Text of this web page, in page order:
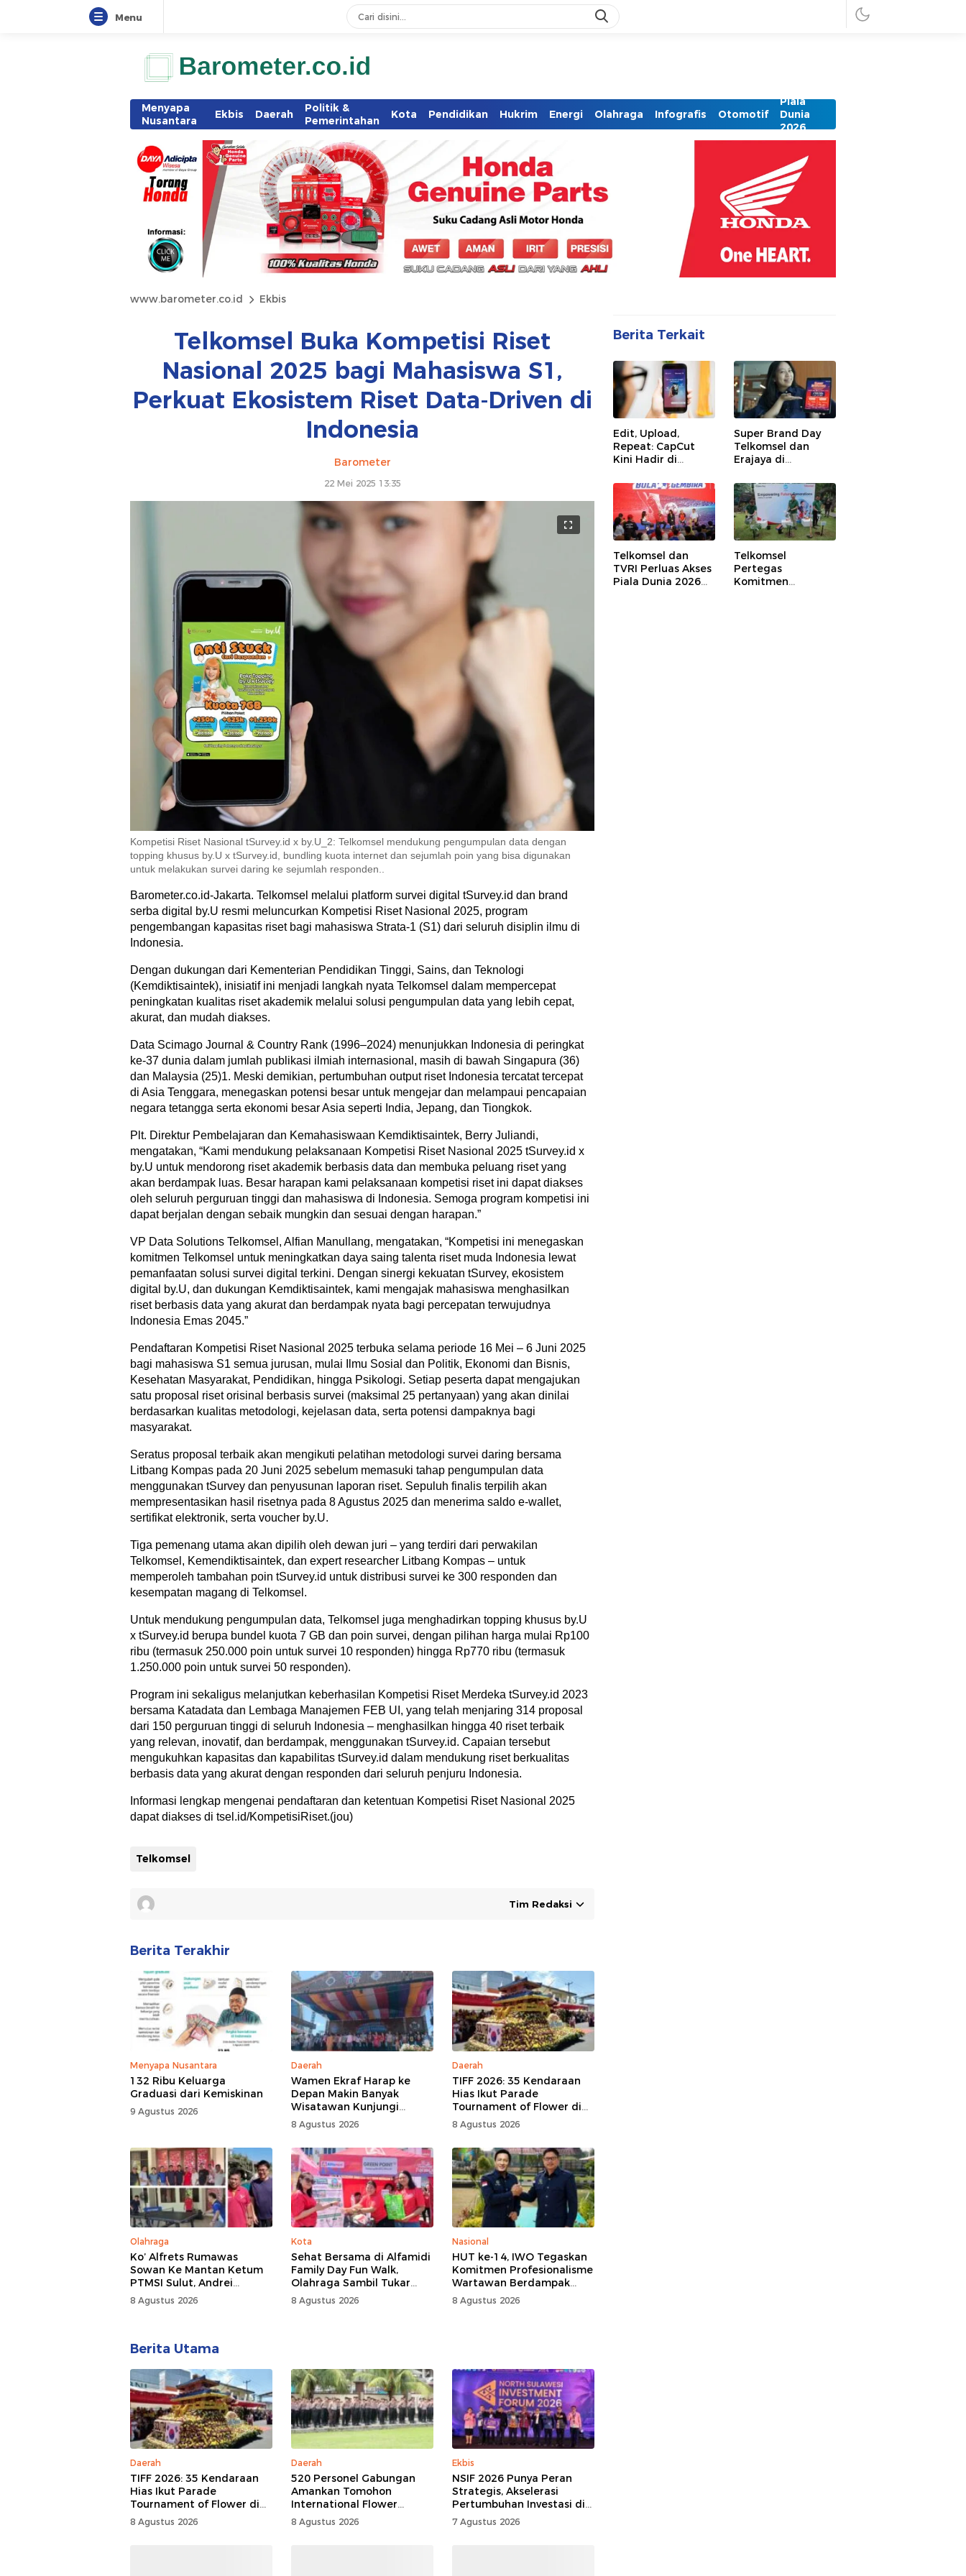
Menu
Menyapa
Nusantara
Ekbis Daerah
Politik &
Pemerintahan
Kota Pendidikan Hukrim Energi Olahraga Infografis Otomotif
Piala
Dunia
2026
www.barometer.co.id Ekbis
Telkomsel Buka Kompetisi Riset
Nasional 2025 bagi Mahasiswa S1,
Perkuat Ekosistem Riset Data-Driven di
Indonesia
Barometer
22 Mei 2025 13:35
Kompetisi Riset Nasional tSurvey.id x by.U_2: Telkomsel mendukung pengumpulan data dengan
topping khusus by.U x tSurvey.id, bundling kuota internet dan sejumlah poin yang bisa digunakan
untuk melakukan survei daring ke sejumlah responden..
Barometer.co.id-Jakarta. Telkomsel melalui platform survei digital tSurvey.id dan brand
serba digital by.U resmi meluncurkan Kompetisi Riset Nasional 2025, program
pengembangan kapasitas riset bagi mahasiswa Strata-1 (S1) dari seluruh disiplin ilmu di
Indonesia.
Dengan dukungan dari Kementerian Pendidikan Tinggi, Sains, dan Teknologi
(Kemdiktisaintek), inisiatif ini menjadi langkah nyata Telkomsel dalam mempercepat
peningkatan kualitas riset akademik melalui solusi pengumpulan data yang lebih cepat,
akurat, dan mudah diakses.
Data Scimago Journal & Country Rank (1996–2024) menunjukkan Indonesia di peringkat
ke-37 dunia dalam jumlah publikasi ilmiah internasional, masih di bawah Singapura (36)
dan Malaysia (25)1. Meski demikian, pertumbuhan output riset Indonesia tercatat tercepat
di Asia Tenggara, menegaskan potensi besar untuk mengejar dan melampaui pencapaian
negara tetangga serta ekonomi besar Asia seperti India, Jepang, dan Tiongkok.
Plt. Direktur Pembelajaran dan Kemahasiswaan Kemdiktisaintek, Berry Juliandi,
mengatakan, “Kami mendukung pelaksanaan Kompetisi Riset Nasional 2025 tSurvey.id x
by.U untuk mendorong riset akademik berbasis data dan membuka peluang riset yang
akan berdampak luas. Besar harapan kami pelaksanaan kompetisi riset ini dapat diakses
oleh seluruh perguruan tinggi dan mahasiswa di Indonesia. Semoga program kompetisi ini
dapat berjalan dengan sebaik mungkin dan sesuai dengan harapan.”
VP Data Solutions Telkomsel, Alfian Manullang, mengatakan, “Kompetisi ini menegaskan
komitmen Telkomsel untuk meningkatkan daya saing talenta riset muda Indonesia lewat
pemanfaatan solusi survei digital terkini. Dengan sinergi kekuatan tSurvey, ekosistem
digital by.U, dan dukungan Kemdiktisaintek, kami mengajak mahasiswa menghasilkan
riset berbasis data yang akurat dan berdampak nyata bagi percepatan terwujudnya
Indonesia Emas 2045.”
Pendaftaran Kompetisi Riset Nasional 2025 terbuka selama periode 16 Mei – 6 Juni 2025
bagi mahasiswa S1 semua jurusan, mulai Ilmu Sosial dan Politik, Ekonomi dan Bisnis,
Kesehatan Masyarakat, Pendidikan, hingga Psikologi. Setiap peserta dapat mengajukan
satu proposal riset orisinal berbasis survei (maksimal 25 pertanyaan) yang akan dinilai
berdasarkan kualitas metodologi, kejelasan data, serta potensi dampaknya bagi
masyarakat.
Seratus proposal terbaik akan mengikuti pelatihan metodologi survei daring bersama
Litbang Kompas pada 20 Juni 2025 sebelum memasuki tahap pengumpulan data
menggunakan tSurvey dan penyusunan laporan riset. Sepuluh finalis terpilih akan
mempresentasikan hasil risetnya pada 8 Agustus 2025 dan menerima saldo e-wallet,
sertifikat elektronik, serta voucher by.U.
Tiga pemenang utama akan dipilih oleh dewan juri – yang terdiri dari perwakilan
Telkomsel, Kemendiktisaintek, dan expert researcher Litbang Kompas – untuk
memperoleh tambahan poin tSurvey.id untuk distribusi survei ke 300 responden dan
kesempatan magang di Telkomsel.
Untuk mendukung pengumpulan data, Telkomsel juga menghadirkan topping khusus by.U
x tSurvey.id berupa bundel kuota 7 GB dan poin survei, dengan pilihan harga mulai Rp100
ribu (termasuk 250.000 poin untuk survei 10 responden) hingga Rp770 ribu (termasuk
1.250.000 poin untuk survei 50 responden).
Program ini sekaligus melanjutkan keberhasilan Kompetisi Riset Merdeka tSurvey.id 2023
bersama Katadata dan Lembaga Manajemen FEB UI, yang telah menjaring 314 proposal
dari 150 perguruan tinggi di seluruh Indonesia – menghasilkan hingga 40 riset terbaik
yang relevan, inovatif, dan berdampak, menggunakan tSurvey.id. Capaian tersebut
mengukuhkan kapasitas dan kapabilitas tSurvey.id dalam mendukung riset berkualitas
berbasis data yang akurat dengan responden dari seluruh penjuru Indonesia.
Informasi lengkap mengenai pendaftaran dan ketentuan Kompetisi Riset Nasional 2025
dapat diakses di tsel.id/KompetisiRiset.(jou)
Telkomsel
Tim Redaksi
Berita Terakhir
Menyapa Nusantara
132 Ribu Keluarga
Graduasi dari Kemiskinan
9 Agustus 2026
Daerah
Wamen Ekraf Harap ke
Depan Makin Banyak
Wisatawan Kunjungi
Tomohon
8 Agustus 2026
Daerah
TIFF 2026: 35 Kendaraan
Hias Ikut Parade
Tournament of Flower di
Tomohon
8 Agustus 2026
Olahraga
Ko’ Alfrets Rumawas
Sowan Ke Mantan Ketum
PTMSI Sulut, Andrei
Angouw
8 Agustus 2026
Kota
Sehat Bersama di Alfamidi
Family Day Fun Walk,
Olahraga Sambil Tukar
Sampah Demi Jaga Bumi
8 Agustus 2026
Nasional
HUT ke-14, IWO Tegaskan
Komitmen Profesionalisme
Wartawan Berdampak
Bagi Kebaikan Bangsa
8 Agustus 2026
Berita Utama
Daerah
TIFF 2026: 35 Kendaraan
Hias Ikut Parade
Tournament of Flower di
Tomohon
8 Agustus 2026
Daerah
520 Personel Gabungan
Amankan Tomohon
International Flower
Festival
8 Agustus 2026
Ekbis
NSIF 2026 Punya Peran
Strategis, Akselerasi
Pertumbuhan Investasi di
Sulut
7 Agustus 2026
Berita Terkait
Edit, Upload,
Repeat: CapCut
Kini Hadir di
Super Brand Day
Telkomsel dan
Erajaya di
Berikan Banyak
Keuntungan bagi
Pelanggan
Telkomsel dan
TVRI Perluas Akses
Piala Dunia 2026
Telkomsel
Pertegas
Komitmen